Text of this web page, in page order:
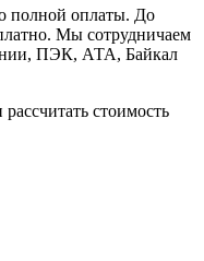
полной оплаты. До
Мы сотрудничаем
ПЭК, АТА, Байкал
стоимость